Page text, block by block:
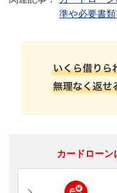
準や必要書類
カードローン